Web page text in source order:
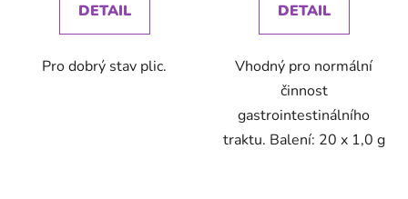
DETAIL
Pro dobrý stav plic.
DETAIL
Vhodný pro normální
činnost
gastrointestinálního
traktu. Balení: 20 x 1,0 g